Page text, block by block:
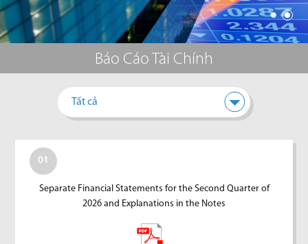
Báo Cáo Tài Chính
Tất cả
01
Separate Financial Statements for the Second Quarter of
2026 and Explanations in the Notes